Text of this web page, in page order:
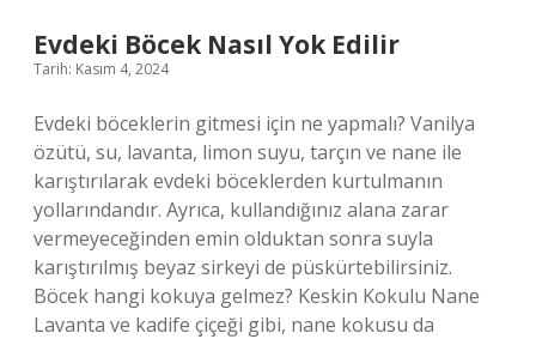
Evdeki Böcek Nasıl Yok Edilir
Tarih: Kasım 4, 2024
Evdeki böceklerin gitmesi için ne yapmalı? Vanilya
özütü, su, lavanta, limon suyu, tarçın ve nane ile
karıştırılarak evdeki böceklerden kurtulmanın
yollarındandır. Ayrıca, kullandığınız alana zarar
vermeyeceğinden emin olduktan sonra suyla
karıştırılmış beyaz sirkeyi de püskürtebilirsiniz.
Böcek hangi kokuya gelmez? Keskin Kokulu Nane
Lavanta ve kadife çiçeği gibi, nane kokusu da